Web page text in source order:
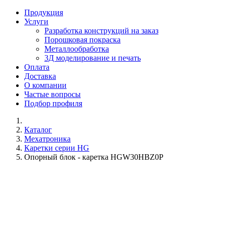
Продукция
Услуги
Разработка конструкций на заказ
Порошковая покраска
Металлообработка
3Д моделирование и печать
Оплата
Доставка
О компании
Частые вопросы
Подбор профиля
Каталог
Мехатроника
Каретки серии HG
Опорный блок - каретка HGW30HBZ0P